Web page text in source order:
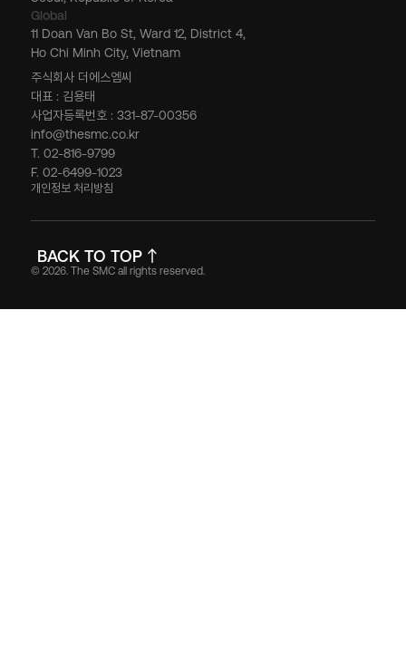
Global
11 Doan Van Bo St, Ward 12, District 4,
Ho Chi Minh City, Vietnam
주식회사 더에스엠씨
대표 : 김용태
사업자등록번호 : 331-87-00356
info@thesmc.co.kr
T. 02-816-9799
F. 02-6499-1023
개인정보 처리방침
© 2026. The SMC all rights reserved.
BACK TO TOP